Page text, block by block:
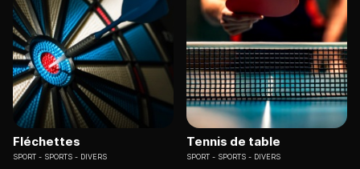
Fléchettes
SPORT SPORTS - DIVERS
Tennis de table
SPORT SPORTS - DIVERS